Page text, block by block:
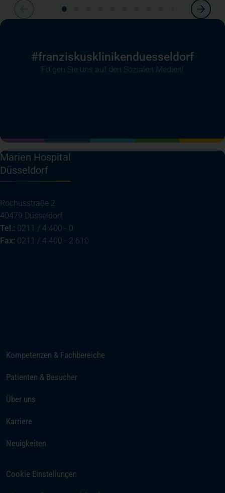
#franziskuskliniken­duesseldorf
Folgen Sie uns auf den Sozialen Medien!
Marien Hospital
Düsseldorf
Rochusstraße 2
40479 Düsseldorf
Tel.: 0211 / 4 400 - 0
Fax: 0211 / 4 400 - 2 610
Kompetenzen & Fachbereiche
Patienten & Besucher
Über uns
Karriere
Neuigkeiten
Cookie Einstellungen